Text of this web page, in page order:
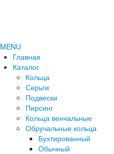
MENU
Главная
Каталог
Кольца
Серьги
Подвески
Пирсинг
Кольца венчальные
Обручальные кольца
Бухтированный
Обычный